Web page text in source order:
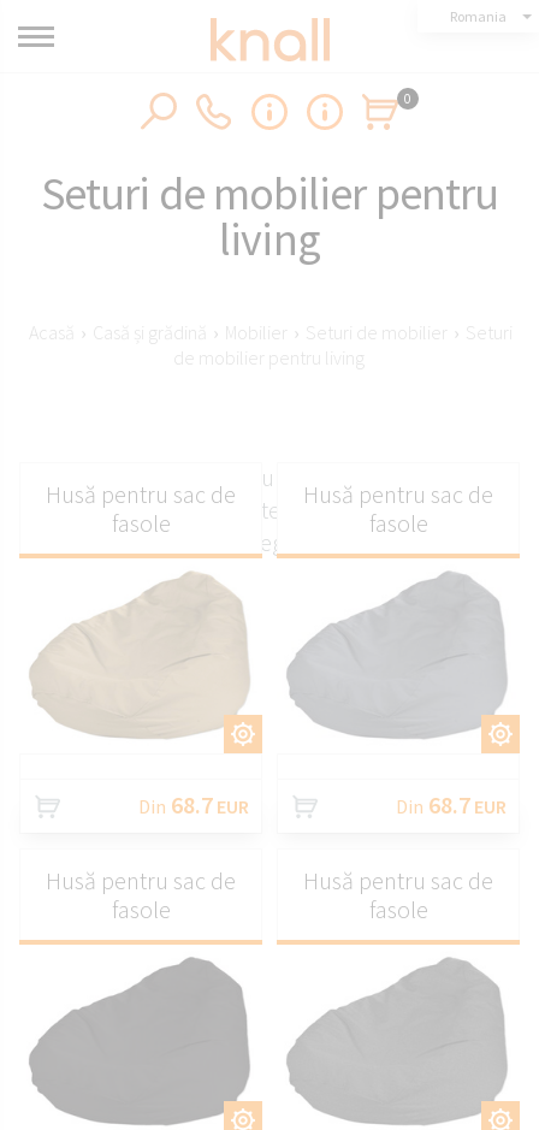
Romania
0
Seturi de mobilier pentru
living
Acasă › Casă și grădină › Mobilier › Seturi de mobilier ›
Seturi
de mobilier pentru living
Seturi de mobilier pentru living concepute pentru
a crea un aranjament interior coerent, confortabil
și elegant
PERSONALIZAȚI
Husă pentru sac de
fasole
Din 68.7 EUR
PERSONALIZAȚI
Husă pentru sac de
fasole
Din 68.7 EUR
PERSONALIZAȚI
Husă pentru sac de
fasole
PERSONALIZAȚI
Husă pentru sac de
fasole